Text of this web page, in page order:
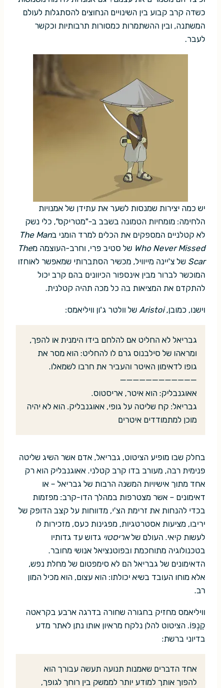
כשדה קרב קבוע בין השינויים הנחוצים להסתגלות לעולם
המשתנה, ובין ההשתמרות כמסורות תרבותיות וכקשר
לעבר.
יש כמה יצירות שמנסות לשער את עתידן של אמנויות
הלחימה: מומחיות הטמונה בשבב ב-"מטריקס", כלי נשק
לא קטלניים המספקים את הכלים למרד הומני בThe Man
Who Never Missed של סטיב פרי, וחרב-העוצמה מThe
Scar של צ'יינה מייוויל, מכשיר הסתברותי שמאפשר לאוחזו
המוכשר לברור מבין אינספור הכיוונים בהם קרב יכול
להתקדם את המציאות בה כל מכה תהיה קטלנית.
וישנו, כמובן,Aristoi של וולטר ג'ון וויליאמס:
גבריאל לא החליט אם להלחם בידו הימנית או להפך,
ומראהו של סילבנוס גרם לו להחליט: הוא מסר את
גופו לדאימון האיטר והעביר את חרבו לשמאלו.
————————————
אאוגנבליק: הוא איטר, אריסטוס.
גבריאל: קח שליטה על גופי, אאוגנבליק. הוא לא יהיה
מוכן למתמודדים איטרים
בחלק שבו מופיע הציטוט, גבריאל, אדם אשר השיג שליטה
פנימית רבה, מעורב בדו קרב קטלני. אאוגנבליק הוא רק
אחד מתוך אישיויות המשנה הרבות של גבריאל – או
דאימונים – אשר מצטרפות במהלך הדו-קרב: מפזמות
בכדי להנחות את זרימת הצ'י, מדווחות על קצב הדופק של
יריבו, מציעות אסטרטגיות, מפגינות כעס, מזכירות לו
לעשות קיאי. העולם שלאריסטוי גדוש עד גדותיו
בטכנולוגיה מתוחכמת ובפוטנציאל אנושי מחובר.
הדאימונים של גבריאל הם לא סימפטום של מחלת נפש,
אלא מוחו העובד בשיא יכולתו: הוא עצום, הוא מכיל המון
רב.
וויליאמס מחזיק בחגורה שחורה בדרגה ארבע בקראטה
קֵנְפּוֹ. הציטוט להלן נלקח מראיון אותו נתן לאתר מדע
בדיוני ברשת:
אחד הדברים שאמנות תנועה תעשה עבורך הוא
להפוך אותך למודע יותר לממשק בין רוחך לגופך,